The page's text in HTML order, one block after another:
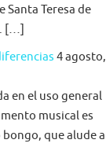
Teresa de
[…]
4 agosto,
en el uso general
musical es
que alude a